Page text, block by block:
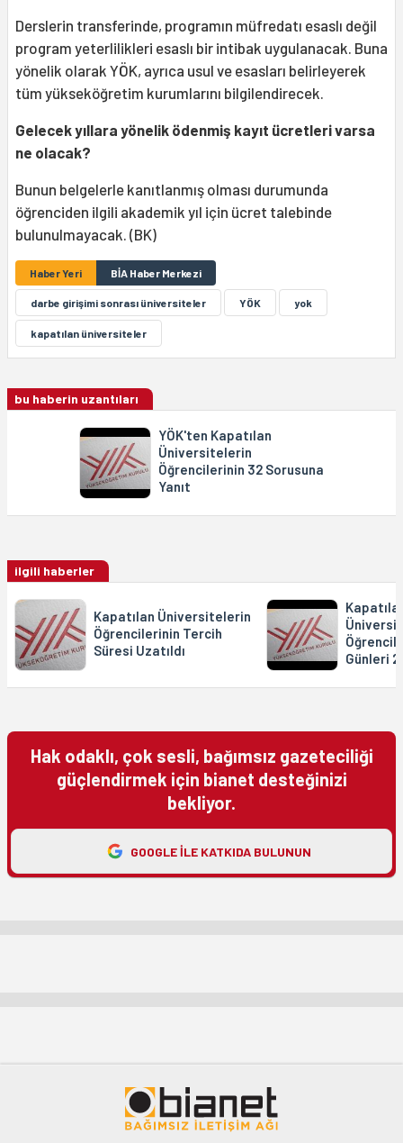
Derslerin transferinde, programın müfredatı esaslı değil
program yeterlilikleri esaslı bir intibak uygulanacak. Buna
yönelik olarak YÖK, ayrıca usul ve esasları belirleyerek
tüm yükseköğretim kurumlarını bilgilendirecek.
Gelecek yıllara yönelik ödenmiş kayıt ücretleri varsa
ne olacak?
Bunun belgelerle kanıtlanmış olması durumunda
öğrenciden ilgili akademik yıl için ücret talebinde
bulunulmayacak. (BK)
Haber Yeri BİA Haber Merkezi
darbe girişimi sonrası üniversiteler YÖK yok
kapatılan üniversiteler
bu haberin uzantıları
YÖK'ten Kapatılan
Üniversitelerin
Öğrencilerinin 32 Sorusuna
Yanıt
ilgili haberler
Kapatılan Üniversitelerin
Öğrencilerinin Tercih
Süresi Uzatıldı
Günleri
Hak odaklı, çok sesli, bağımsız gazeteciliği
güçlendirmek için bianet desteğinizi
bekliyor.
GOOGLE ILE KATKIDA BULUNUN